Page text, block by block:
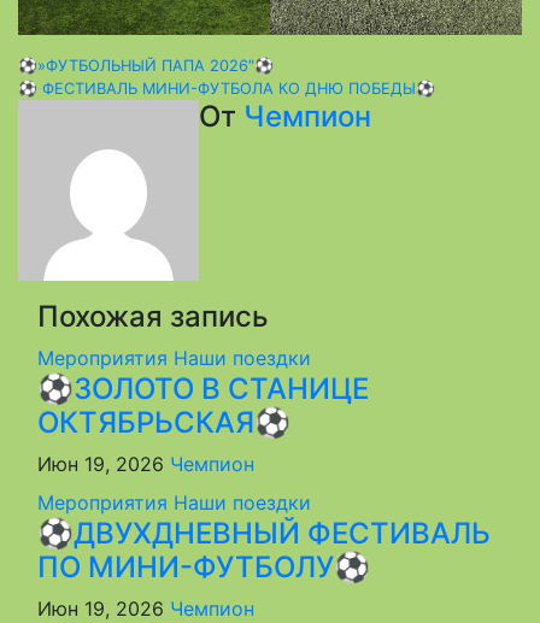
Навигация
записям
⚽»ФУТБОЛЬНЫЙ ПАПА 2026″⚽
⚽ ФЕСТИВАЛЬ МИНИ-ФУТБОЛА КО ДНЮ ПОБЕДЫ⚽
От Чемпион
Похожая запись
Мероприятия Наши поездки
⚽ЗОЛОТО В СТАНИЦЕ
ОКТЯБРЬСКАЯ⚽
Июн 19, 2026 Чемпион
Мероприятия Наши поездки
⚽ДВУХДНЕВНЫЙ ФЕСТИВАЛЬ
ПО МИНИ-ФУТБОЛУ⚽
Июн 19, 2026 Чемпион